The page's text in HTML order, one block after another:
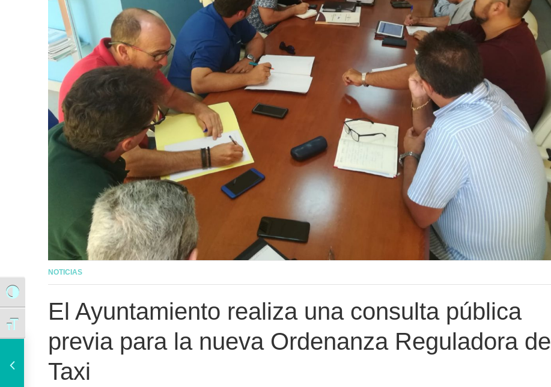
Alternar alto contraste
Alternar tamaño de letra
NOTICIAS
El Ayuntamiento realiza una consulta pública
previa para la nueva Ordenanza Reguladora del
Taxi
El Ayuntamiento dispone de una nueva instrucción de contratación pública estratégica y de derechos humanos